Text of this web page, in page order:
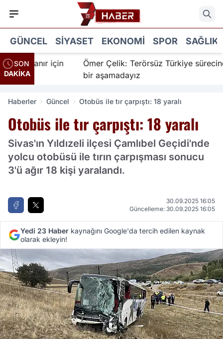
GÜNCEL SIYASET EKONOMI SPOR SAĞLIK
SON
DAKİKA
İnanır için
Ömer Çelik: Terörsüz Türkiye sürecinde
bir aşamadayız
Haberler Güncel Otobüs ile tır çarpıştı: 18 yaralı
Otobüs ile tır çarpıştı: 18 yaralı
Sivas'ın Yıldızeli ilçesi Çamlıbel Geçidi'nde
yolcu otobüsü ile tırın çarpışması sonucu
3'ü ağır 18 kişi yaralandı.
30.09.2025 16:05
Güncelleme: 30.09.2025 16:05
Yedi 23 Haber kaynağını Google'da tercih edilen kaynak
olarak ekleyin!